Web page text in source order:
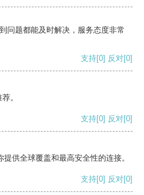
问题都能及时解决，服务态度非常
支持[0] 反对[0]
。
支持[0] 反对[0]
供全球覆盖和最高安全性的连接。
支持[0] 反对[0]